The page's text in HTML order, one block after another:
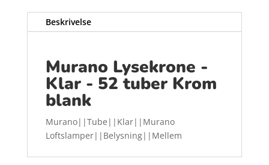
Beskrivelse
Murano Lysekrone -
Klar - 52 tuber Krom
blank
Murano||Tube||Klar||Murano
Loftslamper||Belysning||Mellem